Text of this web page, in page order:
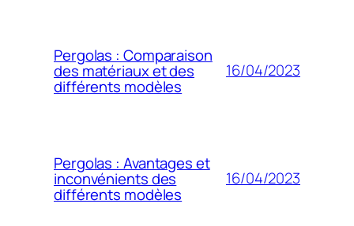
Pergolas : Comparaison
des matériaux et des
différents modèles
16/04/2023
Pergolas : Avantages et
inconvénients des
différents modèles
16/04/2023